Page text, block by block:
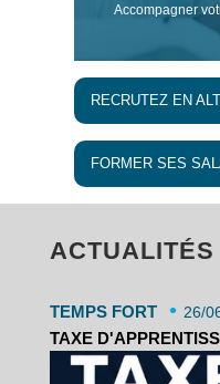
Accompagner
RECRUTEZ EN
FORMER SES
ACTUALITÉS
TEMPS FORT • 26/
TAXE